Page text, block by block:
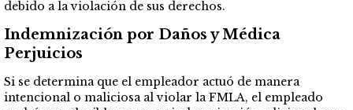
debido a la violación de sus derechos.
Indemnización por Daños y Médica
Perjuicios
Si se determina que el empleador actuó de manera
intencional o maliciosa al violar la FMLA, el empleado